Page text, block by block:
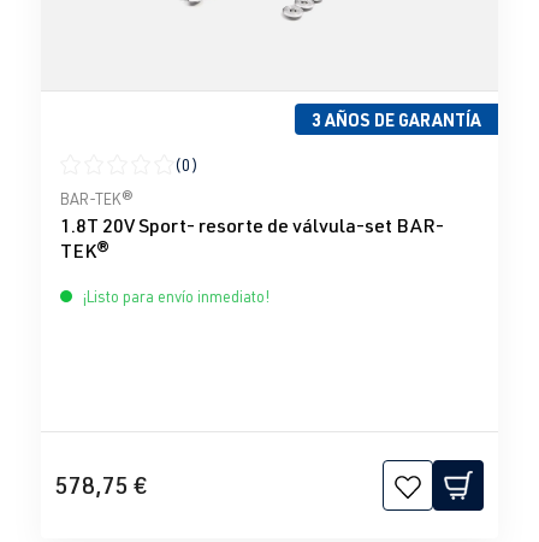
3 AÑOS DE GARANTÍA
Calificación promedio de 0 de 5 estrellas
(0)
BAR-TEK®
1.8T 20V Sport- resorte de válvula-set BAR-
TEK®
¡Listo para envío inmediato!
578,75 €